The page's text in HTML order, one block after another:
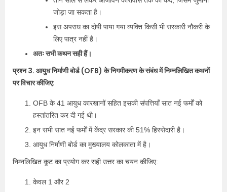
जोड़ा जा सकता है।
इस अपराध का दोषी पाया गया व्यक्ति किसी भी सरकारी नौकरी के
लिए पात्र नहीं है।
अतः सभी कथन सही हैं।
प्रश्न 3. आयुध निर्माणी बोर्ड (OFB) के निगमीकरण के संबंध में निम्नलिखित कथनों
पर विचार कीजिए:
OFB के 41 आयुध कारखानों सहित इसकी संपत्तियाँ सात नई फर्मों को
हस्तांतरित कर दी गई थी।
इन सभी सात नई फर्मों में केंद्र सरकार की 51% हिस्सेदारी है।
आयुध निर्माणी बोर्ड का मुख्यालय कोलकाता में है।
निम्नलिखित कूट का प्रयोग कर सही उत्तर का चयन कीजिए:
केवल 1 और 2